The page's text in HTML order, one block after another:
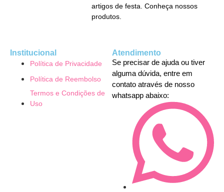
artigos de festa. Conheça nossos
produtos.
Institucional
Política de Privacidade
Política de Reembolso
Termos e Condições de
Uso
Atendimento
Se precisar de ajuda ou tiver
alguma dúvida, entre em
contato através de nosso
whatsapp abaixo: